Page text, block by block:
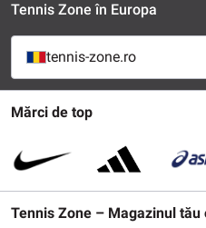
Mărci de top
Tennis Zone – Magazinul
Tennis Zone în Europa
tennis-zone.ro